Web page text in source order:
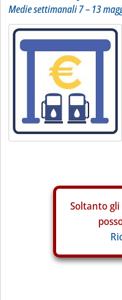
Medie settimanali 7 – 13
Soltanto gli